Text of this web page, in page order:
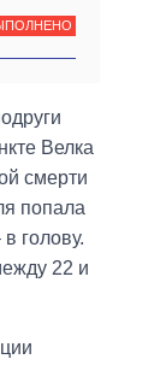
Велка
смерти
попала
голову.
22 и